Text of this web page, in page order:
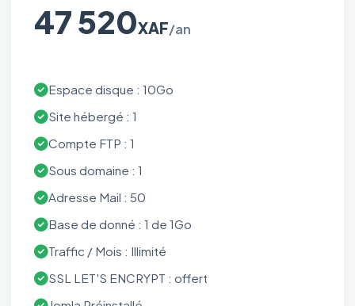
47 520XAF/an
Espace disque : 10Go
Site hébergé : 1
Compte FTP : 1
Sous domaine : 1
Adresse Mail : 50
Base de donné : 1 de 1Go
Traffic / Mois : Illimité
SSL LET'S ENCRYPT : offert